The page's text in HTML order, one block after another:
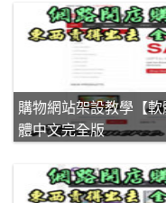
購物網站架設教學【
體中文完全版